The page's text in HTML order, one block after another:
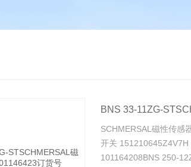
BNS 33-11ZG-
SCHMERSAL磁性传感
开关
101164208BNS 250-